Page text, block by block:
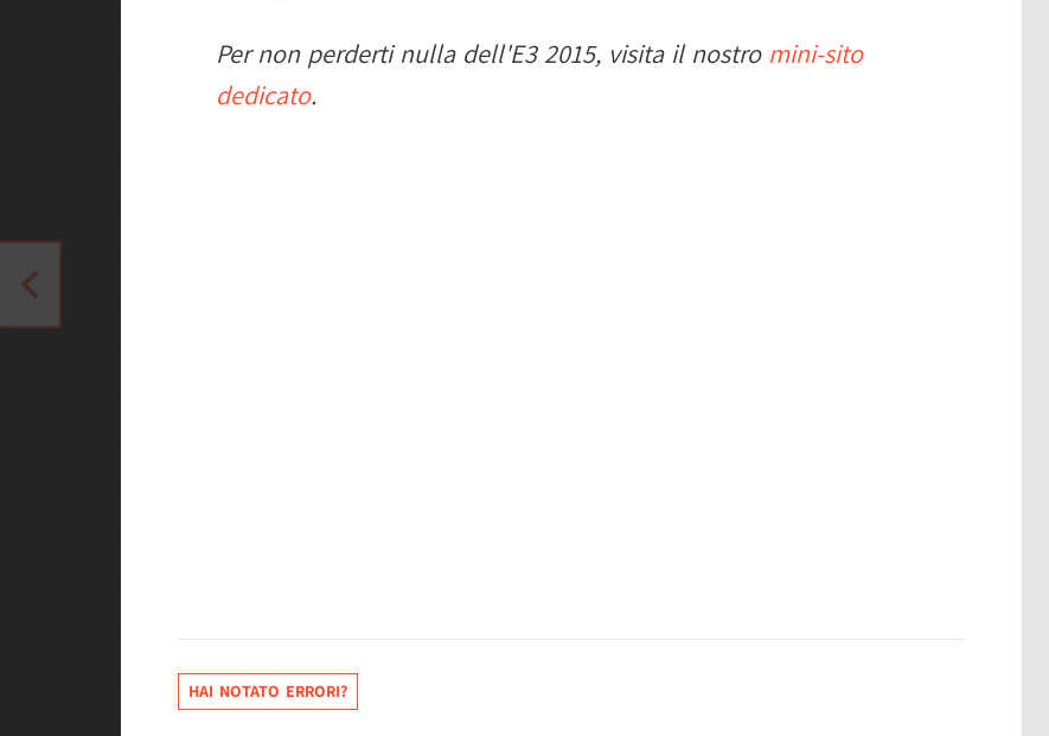
Per non perderti nulla dell'E3 2015, visita il nostro mini-sito
dedicato.
HAI NOTATO ERRORI?